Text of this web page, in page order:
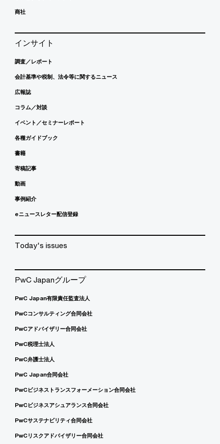
商社
インサイト
調査／レポート
会計基準や税制、法令等に関するニュース
広報誌
コラム／対談
イベント／セミナーレポート
各種ガイドブック
書籍
寄稿記事
動画
事例紹介
eニュースレター配信登録
Today's issues
PwC Japanグループ
PwC Japan有限責任監査法人
PwCコンサルティング合同会社
PwCアドバイザリー合同会社
PwC税理士法人
PwC弁護士法人
PwC Japan合同会社
PwCビジネストランスフォーメーション合同会社
PwCビジネスアシュアランス合同会社
PwCサステナビリティ合同会社
PwCリスクアドバイザリー合同会社